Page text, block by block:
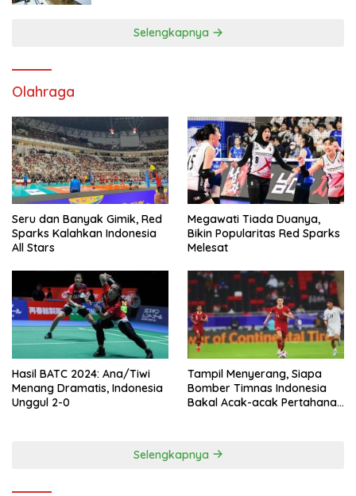
Selengkapnya
Olahraga
Seru dan Banyak Gimik, Red
Sparks Kalahkan Indonesia
All Stars
Megawati Tiada Duanya,
Bikin Popularitas Red Sparks
Melesat
Hasil BATC 2024: Ana/Tiwi
Menang Dramatis, Indonesia
Unggul 2-0
Tampil Menyerang, Siapa
Bomber Timnas Indonesia
Bakal Acak-acak Pertahanan
Selengkapnya